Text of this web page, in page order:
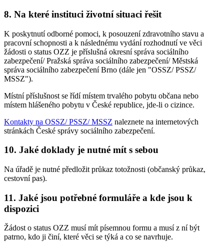
8. Na které instituci životní situaci řešit
K poskytnutí odborné pomoci, k posouzení zdravotního stavu a
pracovní schopnosti a k následnému vydání rozhodnutí ve věci
žádosti o status OZZ je příslušná okresní správa sociálního
zabezpečení/ Pražská správa sociálního zabezpečení/ Městská
správa sociálního zabezpečení Brno (dále jen "OSSZ/ PSSZ/
MSSZ").
Místní příslušnost se řídí místem trvalého pobytu občana nebo
místem hlášeného pobytu v České republice, jde-li o cizince.
Kontakty na OSSZ/ PSSZ/ MSSZ naleznete na internetových
stránkách České správy sociálního zabezpečení.
10. Jaké doklady je nutné mít s sebou
Na úřadě je nutné předložit průkaz totožnosti (občanský průkaz,
cestovní pas).
11. Jaké jsou potřebné formuláře a kde jsou k
dispozici
Žádost o status OZZ musí mít písemnou formu a musí z ní být
patrno, kdo ji činí, které věci se týká a co se navrhuje.